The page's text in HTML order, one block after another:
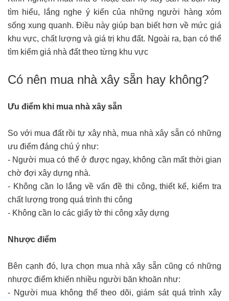
tìm hiểu, lắng nghe ý kiến của những người hàng xóm
sống xung quanh. Điều này giúp bạn biết hơn về mức giá
khu vực, chất lượng và giá trị khu đất. Ngoài ra, bạn có thể
tìm kiếm giá nhà đất theo từng khu vực
Có nên mua nhà xây sẵn hay không?
Ưu điểm khi mua nhà xây sẵn
So với mua đất rồi tự xây nhà, mua nhà xây sẵn có những
ưu điểm đáng chú ý như:
- Người mua có thể ở được ngay, không cần mất thời gian
chờ đợi xây dựng nhà.
- Không cần lo lắng về vấn đề thi công, thiết kế, kiểm tra
chất lượng trong quá trình thi công
- Không cần lo các giấy tờ thi công xây dựng
Nhược điểm
Bên cạnh đó, lựa chọn mua nhà xây sẵn cũng có những
nhược điểm khiến nhiều người băn khoăn như:
- Người mua không thể theo dõi, giám sát quá trình xây